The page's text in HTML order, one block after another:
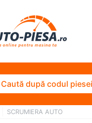
SCRUMIERA AUTO